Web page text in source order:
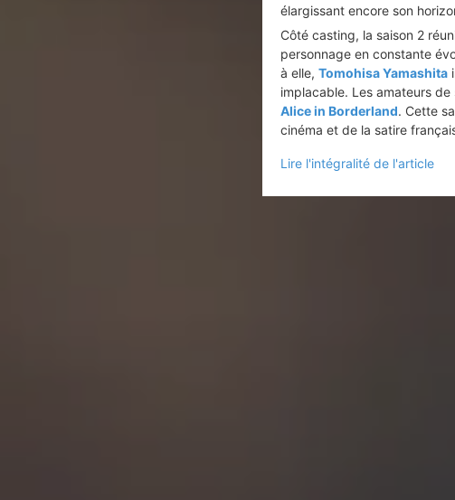
élargissant encore son
Côté casting, la saison 2
personnage en constante
à elle, Tomohisa Yamashita
implacable. Les amateurs
Alice in Borderland. Cette
cinéma et de la satire
Lire l'intégralité de l'article